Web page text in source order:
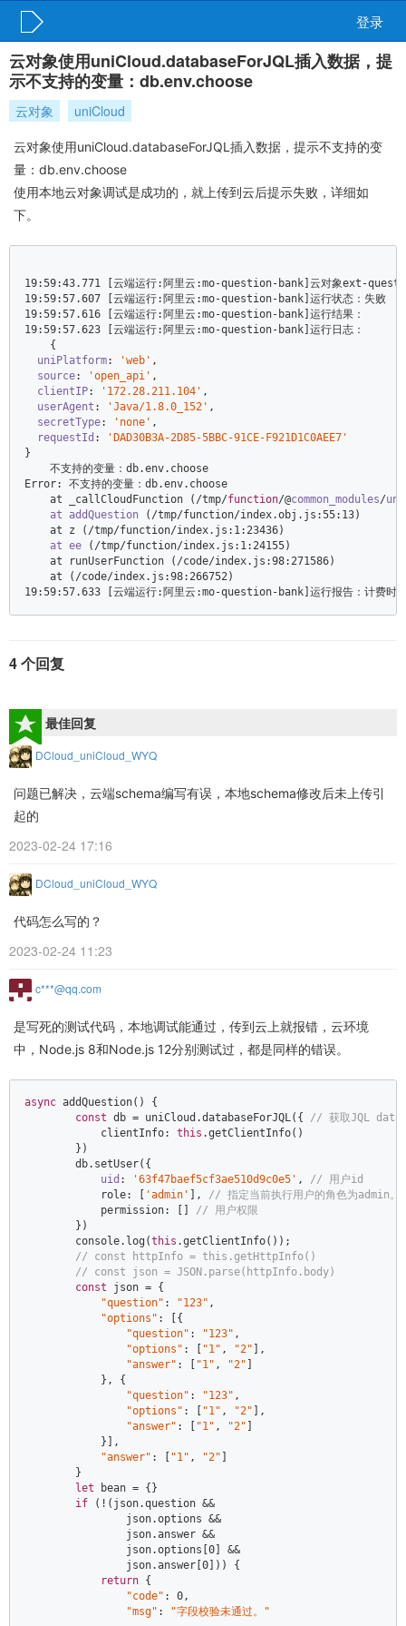
登录
云对象使用uniCloud.databaseForJQL插入数据，提
示不支持的变量：db.env.choose
云对象 uniCloud
云对象使用uniCloud.databaseForJQL插入数据，提示不支持的变
量：db.env.choose
使用本地云对象调试是成功的，就上传到云后提示失败，详细如
下。
19:59:43.771
19:59:57.607
19:59:57.616
19:59:57.623 [云端运行:阿里云:mo-question-bank]运行日志：
    {
uniPlatform: 'web' ,
source: 'open_api' ,
clientIP: '172.28.211.104' ,
userAgent : 'Java/1.8.0_152' ,
secretType: 'none' ,
requestId :
'DAD30B3A-2D85-5BBC-91CE-F921D1C0AEE7'
}
Error: 不支持的变量：db.env.choose
    at _callCloudFunction (
/tmp/function/@common_modules/uni
at
addQuestion ( /tmp/function/index.obj.js:55:13)
    at z (/
tmp/function/index.js: 1: 23436)
at ee ( /tmp/function/index.js:1:24155)
    at runUserFunction (/
code/index.js:98:271586)
    at (/
code/index.js:98:266752)
4 个回复
最佳回复
DCloud_uniCloud_WYQ
问题已解决，云端schema编写有误，本地schema修改后未上传引
起的
2023-02-24 17:16
DCloud_uniCloud_WYQ
代码怎么写的？
2023-02-24 11:23
c***@qq.com
是写死的测试代码，本地调试能通过，传到云上就报错，云环境
中，Node.js 8和Node.js 12分别测试过，都是同样的错误。
async addQuestion() {
const db = uniCloud.databaseForJQL({ // 获取JQL
            clientInfo:
this .getClientInfo()
        })
        db.setUser({
uid : '63f47baef5cf3ae510d9c0e5' , // 用户id
            role: [
'admin' ], // 指定当前执行用户的角色为admin
            permission: []
// 用户权限
        })
console.log(this .getClientInfo());
// const httpInfo = this.getHttpInfo()
// const json = JSON.parse(httpInfo.body)
const json = {
"question" : "123" ,
"options" : [{
"question" : "123" ,
"options" : [ "1" , "2" ],
"answer" : [ "1" , "2"
            }, {
"question" : "123" ,
"options" : [ "1" , "2" ],
"answer" : [ "1" , "2"
            }],
"answer" : [ "1" , "2"
        }
let bean = {}
if (!(json.question &&
                json.options &&
                json.answer &&
                json.options[
0 ] &&
                json.answer[
0 ])) {
return {
"code" : 0,
"msg" : "字段校验未通过。"